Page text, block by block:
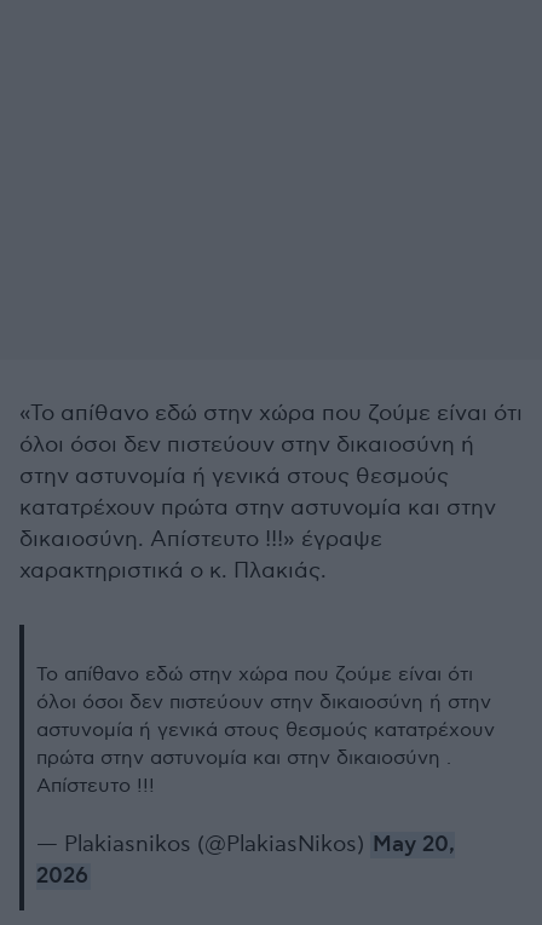
«Το απίθανο εδώ στην χώρα που ζούμε είναι ότι
όλοι όσοι δεν πιστεύουν στην δικαιοσύνη ή
στην αστυνομία ή γενικά στους θεσμούς
κατατρέχουν πρώτα στην αστυνομία και στην
δικαιοσύνη. Απίστευτο !!!» έγραψε
χαρακτηριστικά ο κ. Πλακιάς.
Το απίθανο εδώ στην χώρα που ζούμε είναι ότι
όλοι όσοι δεν πιστεύουν στην δικαιοσύνη ή στην
αστυνομία ή γενικά στους θεσμούς κατατρέχουν
πρώτα στην αστυνομία και στην δικαιοσύνη .
Απίστευτο !!!
— Plakiasnikos (@PlakiasNikos) May 20,
2026